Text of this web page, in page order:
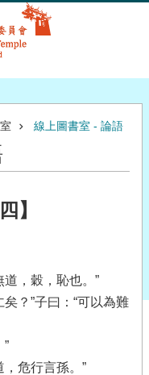
線上圖書室 - 論語
】
，穀，恥也。”
？”子曰：“可以為難
危行言孫。”